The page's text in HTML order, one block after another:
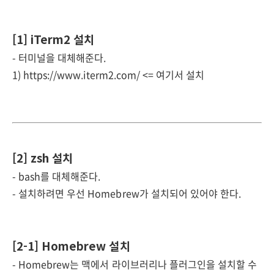
[1] iTerm2 설치
- 터미널을 대체해준다.
1) https://www.iterm2.com/ <= 여기서 설치
[2] zsh 설치
- bash를 대체해준다.
- 설치하려면 우선 Homebrew가 설치되어 있어야 한다.
[2-1] Homebrew 설치
- Homebrew는 맥에서 라이브러리나 플러그인을 설치할 수